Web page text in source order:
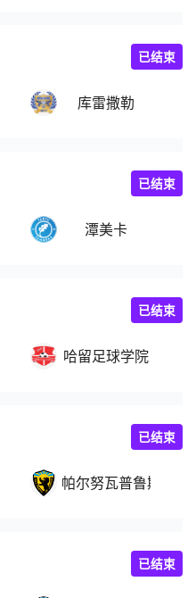
库雷撒勒
已结束
潭美卡
已结束
哈留足球学院
已结束
帕尔努瓦普鲁斯
已结束
已结束